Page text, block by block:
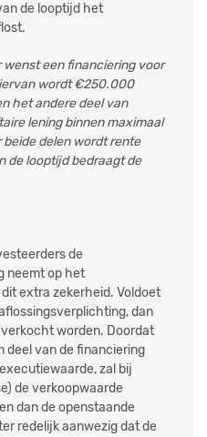
de looptijd het
wenst een financiering voor
wordt €250.000
het andere deel van
lening binnen maximaal
delen wordt rente
de looptijd bedraagt de
de
neemt op het
extra zekerheid. Voldoet
dan
worden. Doordat
deel van de financiering
zal bij
de verkoopwaarde
dan de openstaande
redelijk aanwezig dat de